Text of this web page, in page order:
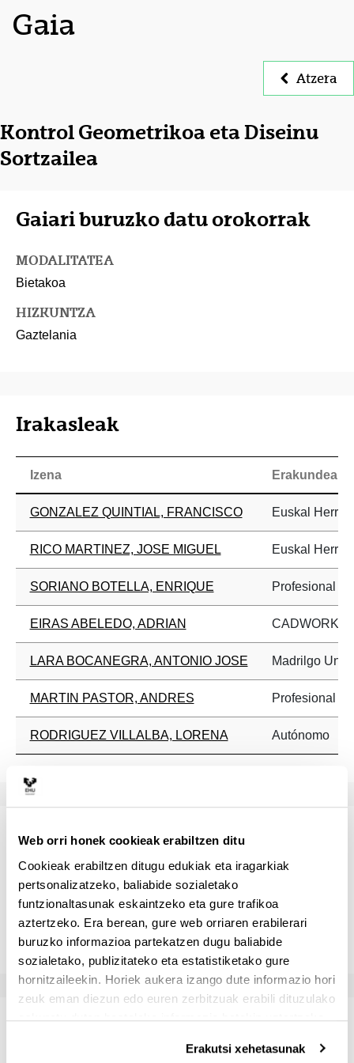
Web orri honek cookieak erabiltzen ditu
Cookieak erabiltzen ditugu edukiak eta iragarkiak
pertsonalizatzeko, baliabide sozialetako
funtzionaltasunak eskaintzeko eta gure trafikoa
aztertzeko. Era berean, gure web orriaren erabilerari
buruzko informazioa partekatzen dugu baliabide
sozialetako, publizitateko eta estatistiketako gure
hornitzaileekin. Horiek aukera izango dute informazio hori
zeuk eman diezun edo euren zerbitzuak erabili dituzulako
eskuratu duten bestelako informazio batekin uztartzeko.
Erakutsi xehetasunak
Gaia
Atzera
Kontrol Geometrikoa eta Diseinu
Sortzailea
Gaiari buruzko datu orokorrak
MODALITATEA
Bietakoa
HIZKUNTZA
Gaztelania
Irakasleak
Izena Erakundea
GONZALEZ QUINTIAL, FRANCISCO Euskal
RICO MARTINEZ, JOSE MIGUEL Euskal
SORIANO BOTELLA, ENRIQUE Profesional
EIRAS ABELEDO, ADRIAN CADWORK
LARA BOCANEGRA, ANTONIO JOSE Madrilgo
MARTIN PASTOR, ANDRES Profesional
RODRIGUEZ VILLALBA, LORENA Autónomo
Gaitasunak
- MANEJAR HERRAMIENTAS DE CONTROL
GEOMÉTRICO Y NUMÉRICO COMO CAD-CAM-GIM O
CADWORK- CONOCER LOS PROCESOS
GENERATIVOS EN EL DISEÑO DE ESTRUCTURAS
COMPLEJAS
Ikasgai-zerrenda eta